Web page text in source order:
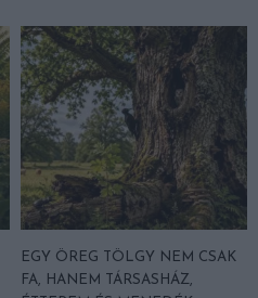
EGY ÖREG TÖLGY NEM CSAK
FA, HANEM TÁRSASHÁZ,